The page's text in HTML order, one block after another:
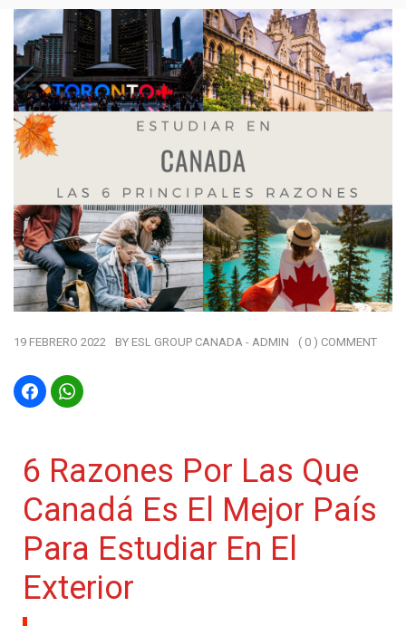
19 FEBRERO 2022 BY ESL GROUP CANADA - ADMIN ( 0 ) COMMENT
6 Razones Por Las Que
Canadá Es El Mejor País
Para Estudiar En El
Exterior